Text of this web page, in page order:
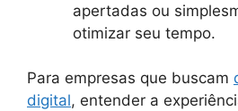
apertadas ou
otimizar seu tempo.
Para empresas que buscam
digital, entender a